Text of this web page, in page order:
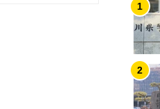
1
2